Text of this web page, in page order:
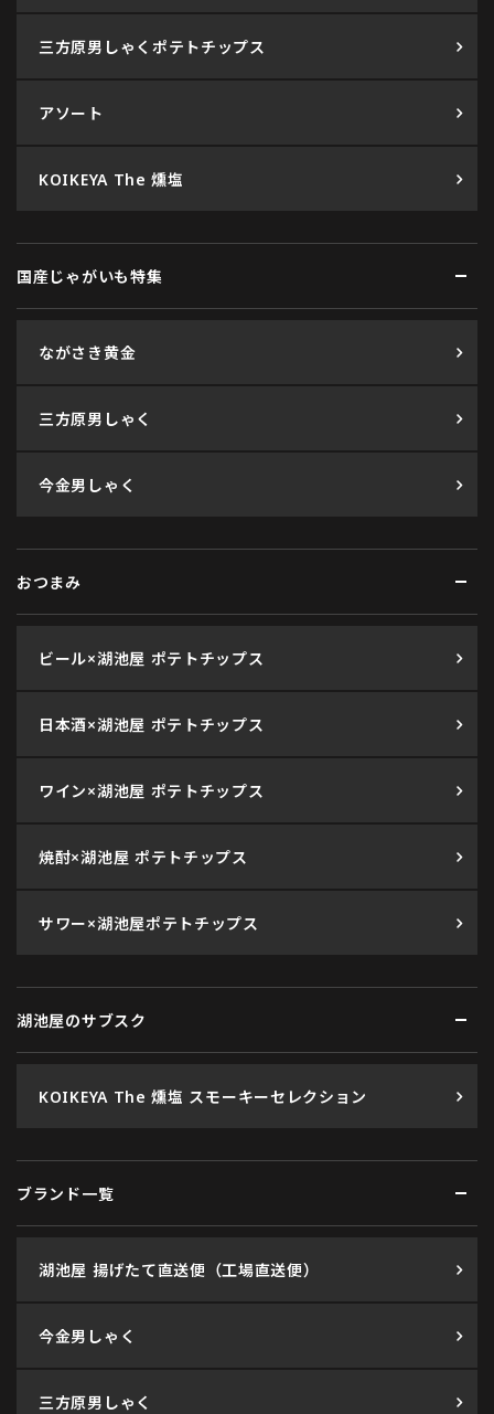
三方原男しゃくポテトチップス
アソート
KOIKEYA The 燻塩
国産じゃがいも特集
ながさき黄金
三方原男しゃく
今金男しゃく
おつまみ
ビール×湖池屋 ポテトチップス
日本酒×湖池屋 ポテトチップス
ワイン×湖池屋 ポテトチップス
焼酎×湖池屋 ポテトチップス
サワー×湖池屋ポテトチップス
湖池屋のサブスク
KOIKEYA The 燻塩 スモーキーセレクション
ブランド一覧
湖池屋 揚げたて直送便（工場直送便）
今金男しゃく
三方原男しゃく